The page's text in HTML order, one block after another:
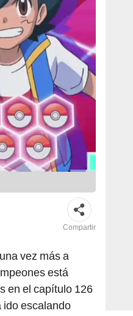
Compartir
vez más a
está
en el capítulo 126
ido escalando